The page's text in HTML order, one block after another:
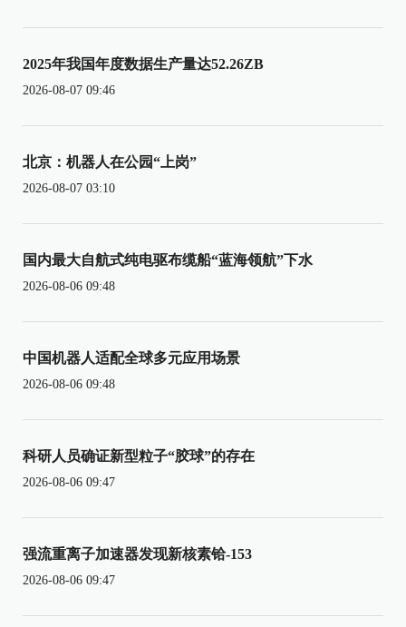
2025年我国年度数据生产量达52.26ZB
2026-08-07 09:46
北京：机器人在公园“上岗”
2026-08-07 03:10
国内最大自航式纯电驱布缆船“蓝海领航”下水
2026-08-06 09:48
中国机器人适配全球多元应用场景
2026-08-06 09:48
科研人员确证新型粒子“胶球”的存在
2026-08-06 09:47
强流重离子加速器发现新核素铪-153
2026-08-06 09:47